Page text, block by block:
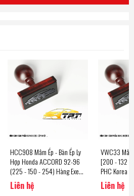
HCC908 Mâm Ép - Bàn Ép Ly
Hợp Honda ACCORD 92-96
(225 - 150 - 254) Hàng Exedy
- Japan
Liên hệ
VWC33
[200 - 132 -
PHC Korea
Liên hệ